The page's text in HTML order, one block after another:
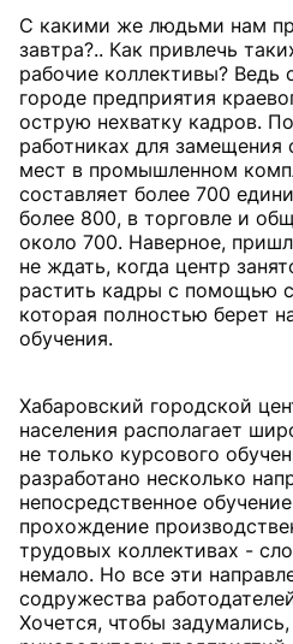
С какими же людьми нам
завтра?.. Как привлечь
рабочие коллективы? Ведь
городе предприятия
острую нехватку кадров.
работниках для замещения
мест в промышленном
составляет более 700
более 800, в торговле и
около 700. Наверное,
не ждать, когда центр
растить кадры с помощью
которая полностью берет
обучения.
Хабаровский городской
населения располагает
не только курсового
разработано несколько
непосредственное
прохождение
трудовых коллективах -
немало. Но все эти
содружества
Хочется, чтобы